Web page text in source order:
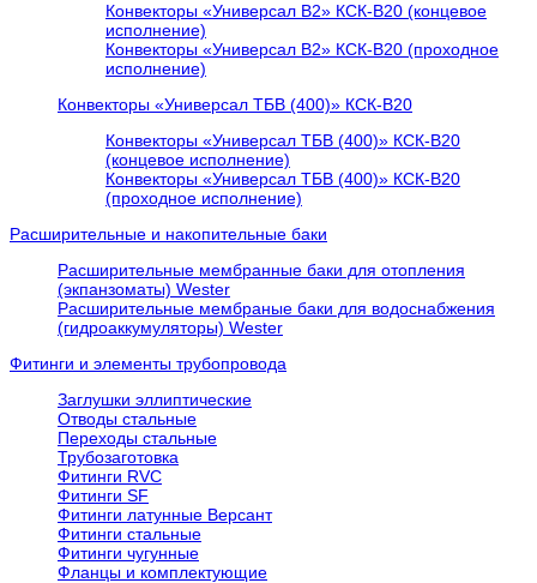
Конвекторы «Универсал В2» КСК-В20 (концевое
исполнение)
Конвекторы «Универсал В2» КСК-В20 (проходное
исполнение)
Конвекторы «Универсал ТБВ (400)» КСК-В20
Конвекторы «Универсал ТБВ (400)» КСК-В20
(концевое исполнение)
Конвекторы «Универсал ТБВ (400)» КСК-В20
(проходное исполнение)
Расширительные и накопительные баки
Расширительные мембранные баки для отопления
(экпанзоматы) Wester
Расширительные мембраные баки для водоснабжения
(гидроаккумуляторы) Wester
Фитинги и элементы трубопровода
Заглушки эллиптические
Отводы стальные
Переходы стальные
Трубозаготовка
Фитинги RVC
Фитинги SF
Фитинги латунные Версант
Фитинги стальные
Фитинги чугунные
Фланцы и комплектующие